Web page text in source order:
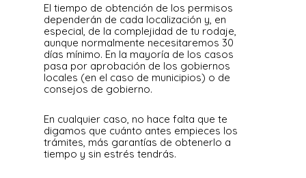
El tiempo de obtención de los permisos
dependerán de cada localización y, en
especial, de la complejidad de tu rodaje,
aunque normalmente necesitaremos 30
días mínimo. En la mayoría de los casos
pasa por aprobación de los gobiernos
locales (en el caso de municipios) o de
consejos de gobierno.
En cualquier caso, no hace falta que te
digamos que cuánto antes empieces los
trámites, más garantías de obtenerlo a
tiempo y sin estrés tendrás.